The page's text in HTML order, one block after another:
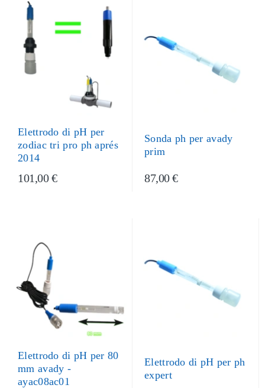
Elettrodo di pH per
zodiac tri pro ph aprés
2014
101,00 €
Sonda ph per avady
prim
87,00 €
Elettrodo di pH per 80
mm avady -
ayac08ac01
Elettrodo di pH per ph
expert